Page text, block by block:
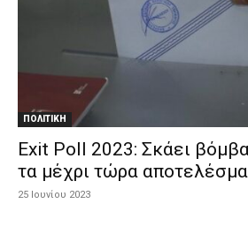
ΠΟΛΙΤΙΚΗ
Exit Poll 2023: Σκάει
τα μέχρι τώρα
25 Ιουνίου 2023